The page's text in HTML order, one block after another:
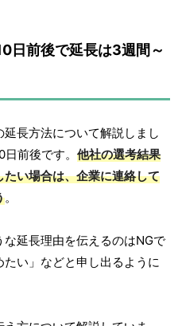
日前後で延長は3週間～
長方法について解説しまし
前後です。 他社の選考結果
い場合は、企業に連絡して
。
延長理由を伝えるのはNGで
い」などと申し出るように